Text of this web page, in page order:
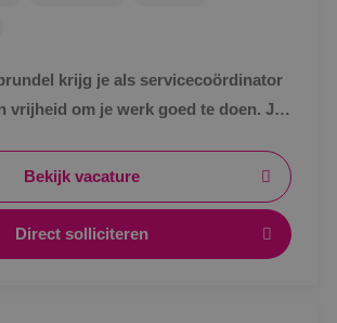
krijg je als servicecoördinator
vrijheid om je werk goed te doen. Je
bent.
Bekijk vacature
Direct solliciteren